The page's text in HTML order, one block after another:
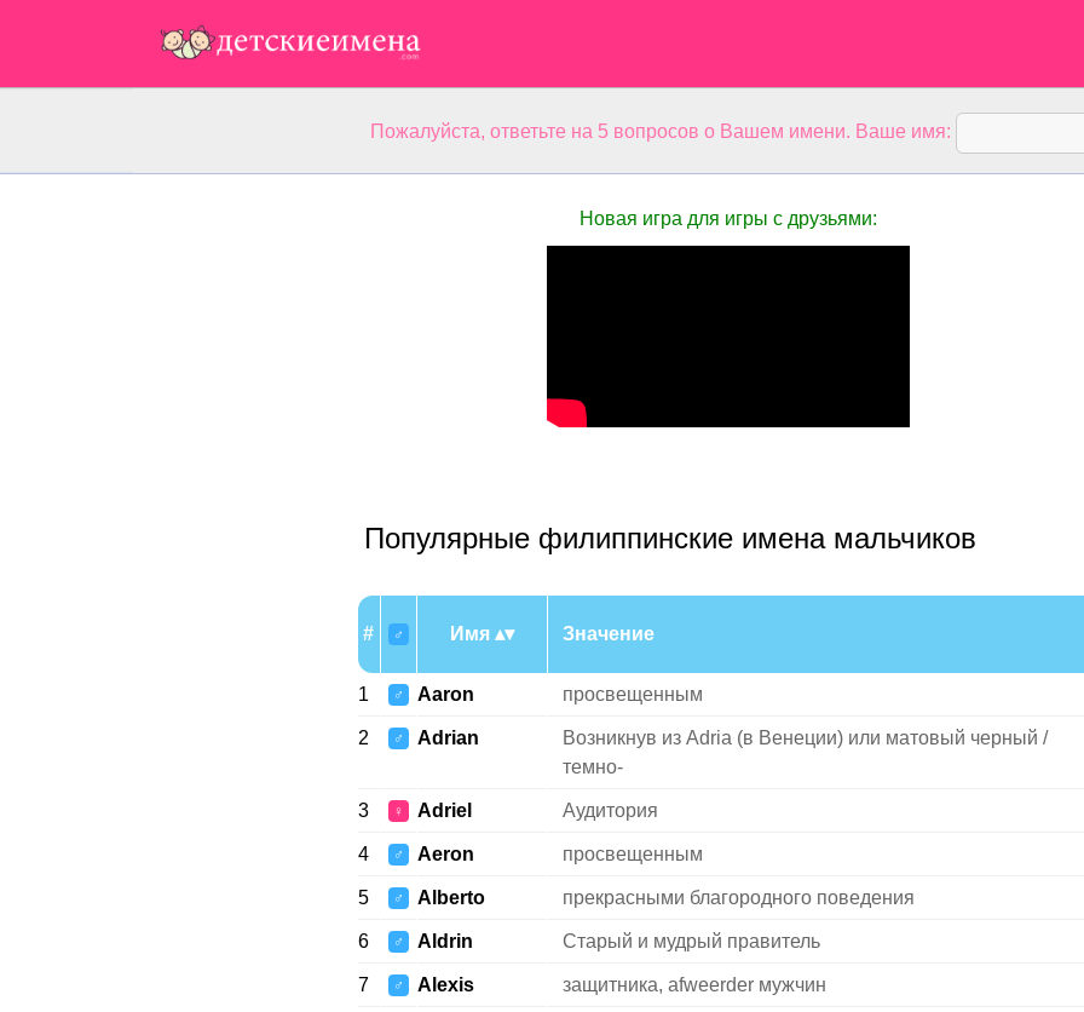
Пожалуйста, ответьте на 5 вопросов о Вашем имени. Ваше имя:
Новая игра для игры с друзьями:
Популярные филиппинские имена мальчиков
# ♂ Имя Значение
1 ♂ Aaron просвещенным
2 ♂ Adrian
Возникнув из Adria (в Венеции) или матовый черный /
темно-
3 ♀ Adriel Аудитория
4 ♂ Aeron просвещенным
5 ♂ Alberto прекрасными благородного поведения
6 ♂ Aldrin Старый и мудрый правитель
7 ♂ Alexis защитника, afweerder мужчин